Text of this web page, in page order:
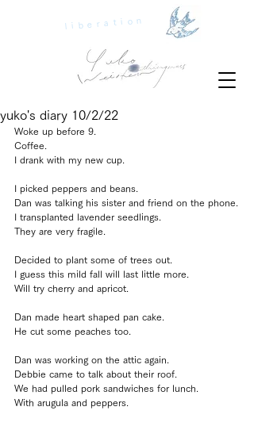
liberation
yuko's diary 10/2/22
Woke up before 9.
Coffee.
I drank with my new cup.
I picked peppers and beans.
Dan was talking his sister and friend on the phone.
I transplanted lavender seedlings.
They are very fragile.
Decided to plant some of trees out.
I guess this mild fall will last little more.
Will try cherry and apricot.
Dan made heart shaped pan cake.
He cut some peaches too.
Dan was working on the attic again.
Debbie came to talk about their roof.
We had pulled pork sandwiches for lunch.
With arugula and peppers.